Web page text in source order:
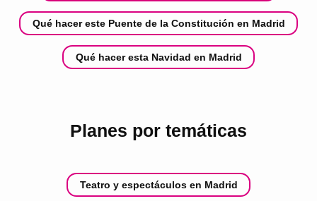
Qué hacer este Puente de la Constitución en Madrid
Qué hacer esta Navidad en Madrid
Planes por temáticas
Teatro y espectáculos en Madrid